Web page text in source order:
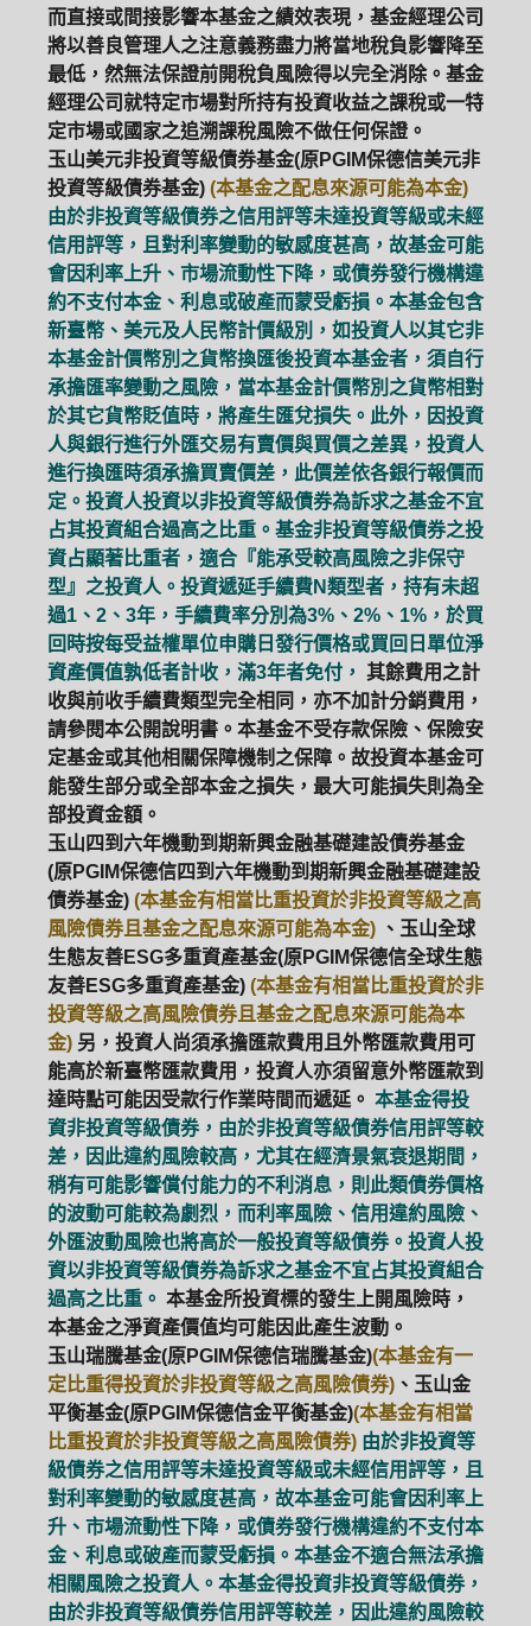
而直接或間接影響本基金之績效表現，基金經理公司
將以善良管理人之注意義務盡力將當地稅負影響降至
最低，然無法保證前開稅負風險得以完全消除。基金
經理公司就特定市場對所持有投資收益之課稅或一特
定市場或國家之追溯課稅風險不做任何保證。
玉山美元非投資等級債券基金(原PGIM保德信美元非
投資等級債券基金) (本基金之配息來源可能為本金)
由於非投資等級債券之信用評等未達投資等級或未經
信用評等，且對利率變動的敏感度甚高，故基金可能
會因利率上升、市場流動性下降，或債券發行機構違
約不支付本金、利息或破產而蒙受虧損。本基金包含
新臺幣、美元及人民幣計價級別，如投資人以其它非
本基金計價幣別之貨幣換匯後投資本基金者，須自行
承擔匯率變動之風險，當本基金計價幣別之貨幣相對
於其它貨幣貶值時，將產生匯兌損失。此外，因投資
人與銀行進行外匯交易有賣價與買價之差異，投資人
進行換匯時須承擔買賣價差，此價差依各銀行報價而
定。投資人投資以非投資等級債券為訴求之基金不宜
占其投資組合過高之比重。基金非投資等級債券之投
資占顯著比重者，適合『能承受較高風險之非保守
型』之投資人。投資遞延手續費N類型者，持有未超
過1、2、3年，手續費率分別為3%、2%、1%，於買
回時按每受益權單位申購日發行價格或買回日單位淨
資產價值孰低者計收，滿3年者免付， 其餘費用之計
收與前收手續費類型完全相同，亦不加計分銷費用，
請參閱本公開說明書。本基金不受存款保險、保險安
定基金或其他相關保障機制之保障。故投資本基金可
能發生部分或全部本金之損失，最大可能損失則為全
部投資金額。
玉山四到六年機動到期新興金融基礎建設債券基金
(原PGIM保德信四到六年機動到期新興金融基礎建設
債券基金) (本基金有相當比重投資於非投資等級之高
風險債券且基金之配息來源可能為本金) 、玉山全球
生態友善ESG多重資產基金(原PGIM保德信全球生態
友善ESG多重資產基金) (本基金有相當比重投資於非
投資等級之高風險債券且基金之配息來源可能為本
金) 另，投資人尚須承擔匯款費用且外幣匯款費用可
能高於新臺幣匯款費用，投資人亦須留意外幣匯款到
達時點可能因受款行作業時間而遞延。 本基金得投
資非投資等級債券，由於非投資等級債券信用評等較
差，因此違約風險較高，尤其在經濟景氣衰退期間，
稍有可能影響償付能力的不利消息，則此類債券價格
的波動可能較為劇烈，而利率風險、信用違約風險、
外匯波動風險也將高於一般投資等級債券。投資人投
資以非投資等級債券為訴求之基金不宜占其投資組合
過高之比重。 本基金所投資標的發生上開風險時，
本基金之淨資產價值均可能因此產生波動。
玉山瑞騰基金(原PGIM保德信瑞騰基金)(本基金有一
定比重得投資於非投資等級之高風險債券) 、玉山金
平衡基金(原PGIM保德信金平衡基金)(本基金有相當
比重投資於非投資等級之高風險債券) 由於非投資等
級債券之信用評等未達投資等級或未經信用評等，且
對利率變動的敏感度甚高，故本基金可能會因利率上
升、市場流動性下降，或債券發行機構違約不支付本
金、利息或破產而蒙受虧損。本基金不適合無法承擔
相關風險之投資人。本基金得投資非投資等級債券，
由於非投資等級債券信用評等較差，因此違約風險較